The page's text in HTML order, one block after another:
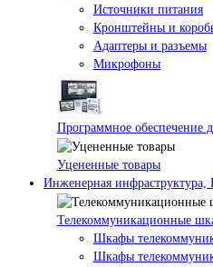
Источники питания
Кронштейны и
Адаптеры и разъемы
Микрофоны
Программное обеспечение
Уцененные товары
Инженерная
Телекоммуникационные
Шкафы
Шкафы